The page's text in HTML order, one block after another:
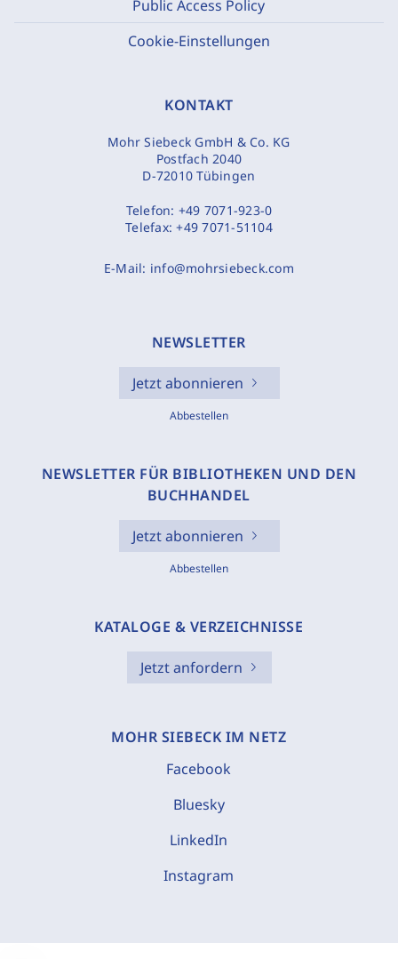
Public Access Policy
Cookie-Einstellungen
KONTAKT
Mohr Siebeck GmbH & Co. KG
Postfach 2040
D-72010 Tübingen
Telefon: +49 7071-923-0
Telefax:+49 7071-51104
E-Mail: info@mohrsiebeck.com
NEWSLETTER
Jetzt abonnieren
Abbestellen
NEWSLETTER FÜR BIBLIOTHEKEN UND DEN
BUCHHANDEL
Jetzt abonnieren
Abbestellen
KATALOGE & VERZEICHNISSE
Jetzt anfordern
MOHR SIEBECK IM NETZ
Facebook
Bluesky
LinkedIn
Instagram